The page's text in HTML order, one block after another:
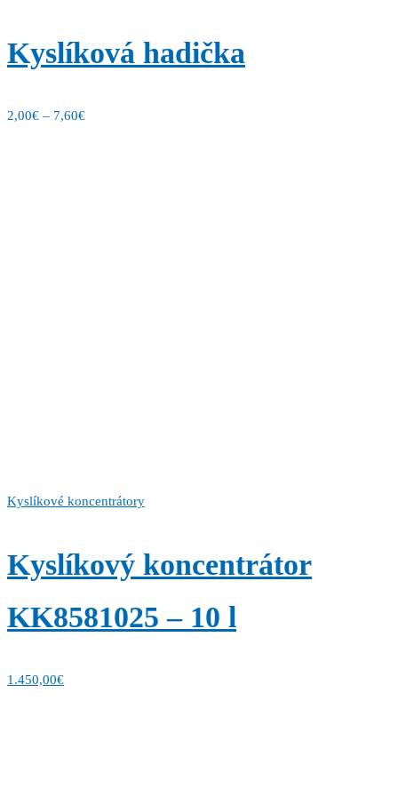
Kyslíková hadička
2,00€ – 7,60€
Kyslíkové koncentrátory
Kyslíkový koncentrátor
KK8581025 – 10 l
1.450,00€